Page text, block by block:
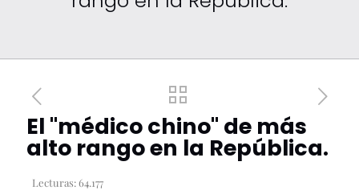
El "médico chino" de más
alto rango en la República.
Lecturas:64.177